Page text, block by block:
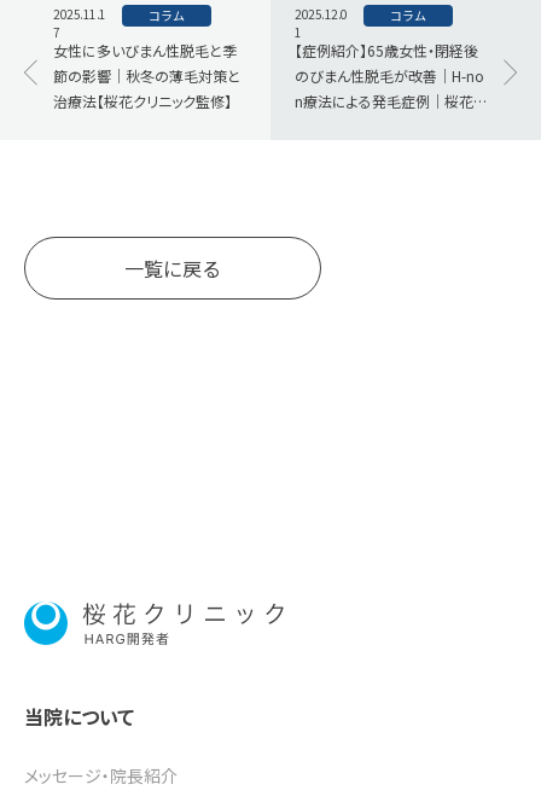
2025.11.1
7
コラム
女性に多いびまん性脱毛と季
節の影響｜秋冬の薄毛対策と
治療法【桜花クリニック監修】
2025.12.0
1
コラム
【症例紹介】65歳女性・閉経後
のびまん性脱毛が改善｜H-no
n療法による発毛症例｜桜花ク
一覧に戻る
当院について
メッセージ・院長紹介